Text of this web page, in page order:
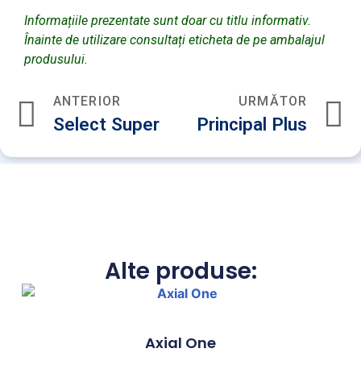
Informațiile prezentate sunt doar cu titlu informativ.
Înainte de utilizare consultați eticheta de pe ambalajul
produsului.
ANTERIOR
Select Super
URMĂTOR
Principal Plus
Alte produse:
Axial One